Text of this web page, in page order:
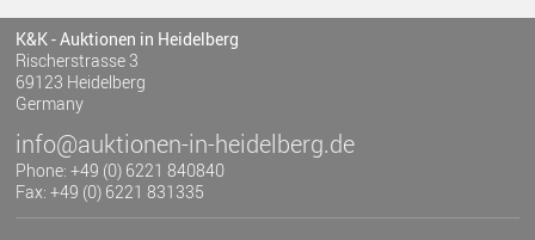
K&K - Auktionen in Heidelberg
Rischerstrasse 3
69123 Heidelberg
Germany
info@auktionen-in-heidelberg.de
Phone: +49 (0) 6221 840840
Fax: +49 (0) 6221 831335